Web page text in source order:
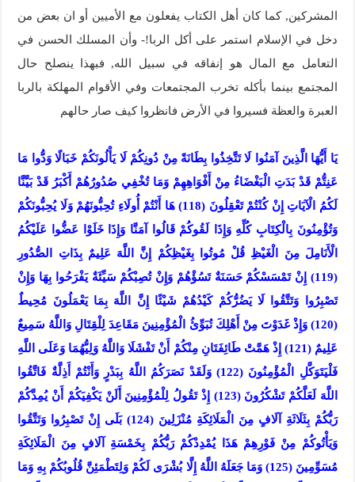
المشركين, كما كان أهل الكتاب يفعلون مع الأميين أو ان بعض من
دخل في الإسلام استمر على أكل الربا!- وأن المسلك الحسن في
التعامل مع المال هو إنفاقه في سبيل الله, فبهذا ينصلح حال
المجتمع بينما بأكله تخرب المجتمعات وفي الأقوام المهلكة بالربا
العبرة والعظة فسيروا في الأرض فانظروا كيف صار حالهم
يَا أَيُّهَا الَّذِينَ آمَنُوا لَا تَتَّخِذُوا بِطَانَةً مِنْ دُونِكُمْ لَا يَأْلُونَكُمْ خَبَالًا وَدُّوا مَا
عَنِتُّمْ قَدْ بَدَتِ الْبَغْضَاءُ مِنْ أَفْوَاهِهِمْ وَمَا تُخْفِي صُدُورُهُمْ أَكْبَرُ قَدْ بَيَّنَّا
لَكُمُ الْآيَاتِ إِنْ كُنْتُمْ تَعْقِلُونَ (118) هَا أَنْتُمْ أُولَاءِ تُحِبُّونَهُمْ وَلَا يُحِبُّونَكُمْ
وَتُؤْمِنُونَ بِالْكِتَابِ كُلِّهِ وَإِذَا لَقُوكُمْ قَالُوا آمَنَّا وَإِذَا خَلَوْا عَضُّوا عَلَيْكُمُ
الْأَنَامِلَ مِنَ الْغَيْظِ قُلْ مُوتُوا بِغَيْظِكُمْ إِنَّ اللَّهَ عَلِيمٌ بِذَاتِ الصُّدُورِ
(119) إِنْ تَمْسَسْكُمْ حَسَنَةٌ تَسُؤْهُمْ وَإِنْ تُصِبْكُمْ سَيِّئَةٌ يَفْرَحُوا بِهَا وَإِنْ
تَصْبِرُوا وَتَتَّقُوا لَا يَضُرُّكُمْ كَيْدُهُمْ شَيْئًا إِنَّ اللَّهَ بِمَا يَعْمَلُونَ مُحِيطٌ
(120) وَإِذْ غَدَوْتَ مِنْ أَهْلِكَ تُبَوِّئُ الْمُؤْمِنِينَ مَقَاعِدَ لِلْقِتَالِ وَاللَّهُ سَمِيعٌ
عَلِيمٌ (121) إِذْ هَمَّتْ طَائِفَتَانِ مِنْكُمْ أَنْ تَفْشَلَا وَاللَّهُ وَلِيُّهُمَا وَعَلَى اللَّهِ
فَلْيَتَوَكَّلِ الْمُؤْمِنُونَ (122) وَلَقَدْ نَصَرَكُمُ اللَّهُ بِبَدْرٍ وَأَنْتُمْ أَذِلَّةٌ فَاتَّقُوا
اللَّهَ لَعَلَّكُمْ تَشْكُرُونَ (123) إِذْ تَقُولُ لِلْمُؤْمِنِينَ أَلَنْ يَكْفِيَكُمْ أَنْ يُمِدَّكُمْ
رَبُّكُمْ بِثَلَاثَةِ آلَافٍ مِنَ الْمَلَائِكَةِ مُنْزَلِينَ (124) بَلَى إِنْ تَصْبِرُوا وَتَتَّقُوا
وَيَأْتُوكُمْ مِنْ فَوْرِهِمْ هَذَا يُمْدِدْكُمْ رَبُّكُمْ بِخَمْسَةِ آلَافٍ مِنَ الْمَلَائِكَةِ
مُسَوِّمِينَ (125) وَمَا جَعَلَهُ اللَّهُ إِلَّا بُشْرَى لَكُمْ وَلِتَطْمَئِنَّ قُلُوبُكُمْ بِهِ وَمَا